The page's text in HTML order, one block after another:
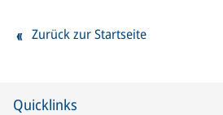
Zurück zur Startseite
Quicklinks